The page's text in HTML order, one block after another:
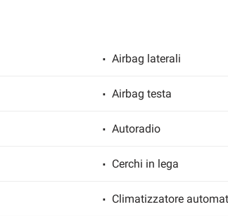
Airbag laterali
Airbag testa
Autoradio
Cerchi in lega
Climatizzatore